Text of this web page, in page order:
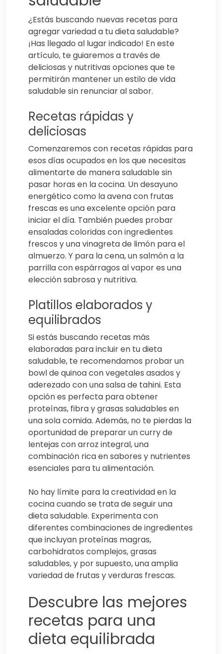
¿Estás buscando nuevas recetas para
agregar variedad a tu dieta saludable?
¡Has llegado al lugar indicado! En este
artículo, te guiaremos a través de
deliciosas y nutritivas opciones que te
permitirán mantener un estilo de vida
saludable sin renunciar al sabor.
Recetas rápidas y
deliciosas
Comenzaremos con recetas rápidas para
esos días ocupados en los que necesitas
alimentarte de manera saludable sin
pasar horas en la cocina. Un desayuno
energético como la avena con frutas
frescas es una excelente opción para
iniciar el día. También puedes probar
ensaladas coloridas con ingredientes
frescos y una vinagreta de limón para el
almuerzo. Y para la cena, un salmón a la
parrilla con espárragos al vapor es una
elección sabrosa y nutritiva.
Platillos elaborados y
equilibrados
Si estás buscando recetas más
elaboradas para incluir en tu dieta
saludable, te recomendamos probar un
bowl de quinoa con vegetales asados y
aderezado con una salsa de tahini. Esta
opción es perfecta para obtener
proteínas, fibra y grasas saludables en
una sola comida. Además, no te pierdas la
oportunidad de preparar un curry de
lentejas con arroz integral, una
combinación rica en sabores y nutrientes
esenciales para tu alimentación.
No hay límite para la creatividad en la
cocina cuando se trata de seguir una
dieta saludable. Experimenta con
diferentes combinaciones de ingredientes
que incluyan proteínas magras,
carbohidratos complejos, grasas
saludables, y por supuesto, una amplia
variedad de frutas y verduras frescas.
Descubre las mejores
recetas para una
dieta equilibrada